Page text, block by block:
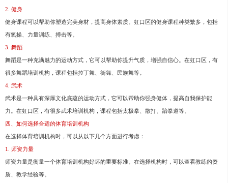
2. 健身
健身课程可以帮助你塑造完美身材，提高身体素质。虹口区的健身课程种类繁多，包括
有氧操、力量训练、搏击等。
3. 舞蹈
舞蹈是一种充满魅力的运动方式，它可以帮助你提升气质，增强自信心。在虹口区，有
很多舞蹈培训机构，课程包括拉丁舞、街舞、民族舞等。
4. 武术
武术是一种具有深厚文化底蕴的运动方式，它可以帮助你强身健体，提高自我保护能
力。在虹口区，有很多武术培训机构，课程包括太极拳、散打、跆拳道等。
四、如何选择合适的体育培训机构
在选择体育培训机构时，可以从以下几个方面进行考虑：
1. 师资力量
师资力量是衡量一个体育培训机构好坏的重要标准。在选择机构时，可以查看教练的资
质、教学经验等。